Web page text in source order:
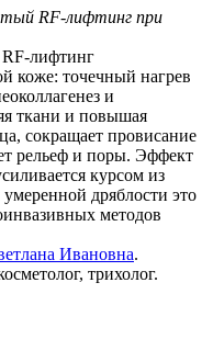
RF-лифтинг при
коже: точечный нагрев
и
ткани и повышая
сокращает провисание
рельеф и поры. Эффект
курсом из
дряблости это
методов
Ивановна.
трихолог.